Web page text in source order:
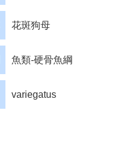
花斑狗母
魚類-硬骨魚綱
variegatus